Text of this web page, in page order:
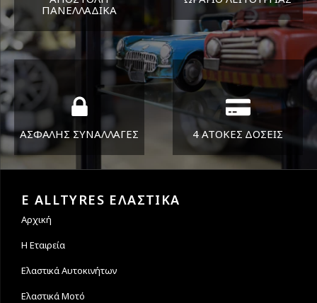
ΠΑΝΕΛΛΑΔΙΚA
Όπου και αν είστε θα σας
στείλουμε τα ελαστικά σας
ΔΕΥ-ΠΑΡ 8:30-17:30
ΣΑΒ 8:30-13:30
ΑΣΦΑΛΗΣ ΣΥΝΑΛΛΑΓΕΣ 4 ΑΤΟΚΕΣ ΔΟΣΕΙΣ
E ALLTYRES ΕΛΑΣΤΙΚΑ
Αρχική
Η Εταιρεία
Ελαστικά Αυτοκινήτων
Ελαστικά Μοτό